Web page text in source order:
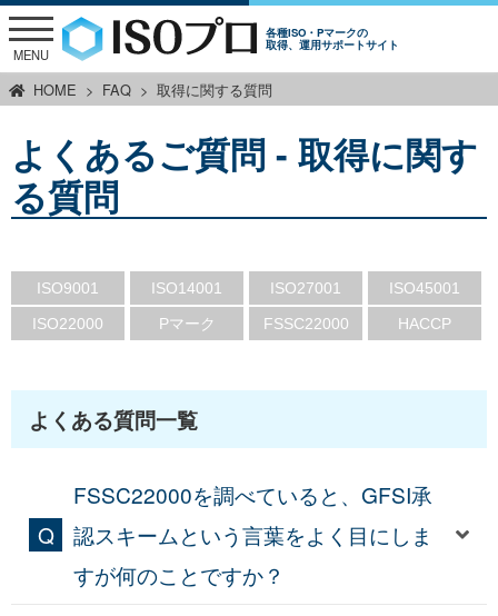
各種ISO・Pマークの
取得、運用サポートサイト
MENU
HOME FAQ 取得に関する質問
よくあるご質問 - 取得に関す
る質問
ISO9001 ISO14001 ISO27001
ISO45001
ISO22000
Pマーク FSSC22000 HACCP
よくある質問一覧
FSSC22000を調べていると、GFSI承
認スキームという言葉をよく目にしま
すが何のことですか？